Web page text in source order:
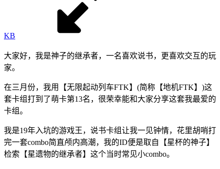
KB
大家好，我是神子的继承者，一名喜欢说书，更喜欢交互的玩
家。
在三月份，我用【无限起动列车FTK】(简称【地机FTK】)这
套卡组打到了萌卡第13名，很荣幸能和大家分享这套我最爱的
卡组。
我是19年入坑的游戏王，说书卡组让我一见钟情，花里胡哨打
完一套combo简直颅内高潮，我的ID便是取自【星杯的神子】
检索【星遗物的继承者】这个当时常见小combo。